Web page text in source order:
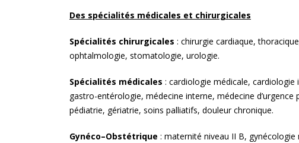
Des spécialités médicales et chirurgicales
Spécialités chirurgicales : chirurgie cardiaque,
ophtalmologie, stomatologie, urologie.
Spécialités médicales : cardiologie médicale,
gastro-entérologie, médecine interne, médecine
pédiatrie, gériatrie, soins palliatifs, douleur chronique.
Gynéco–Obstétrique : maternité niveau II B,
Le chassis aluminium rentrant